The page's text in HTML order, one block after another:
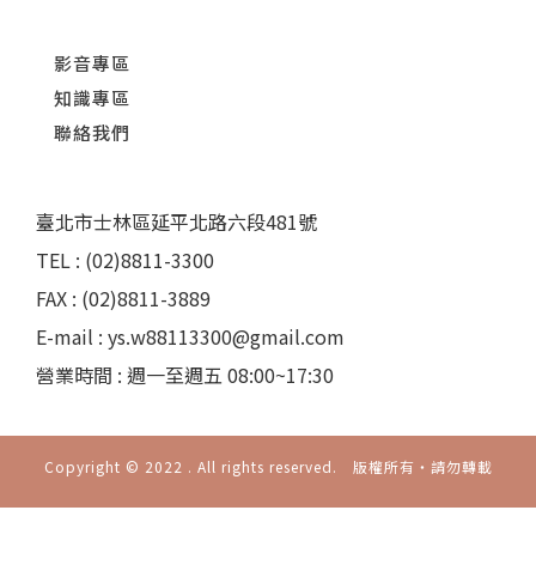
影音專區
知識專區
聯絡我們
臺北市士林區延平北路六段481號
TEL : (02)8811-3300
FAX : (02)8811-3889
E-mail : ys.w88113300@gmail.com
營業時間 : 週一至週五 08:00~17:30
Copyright © 2022 . All rights reserved. 版權所有‧請勿轉載